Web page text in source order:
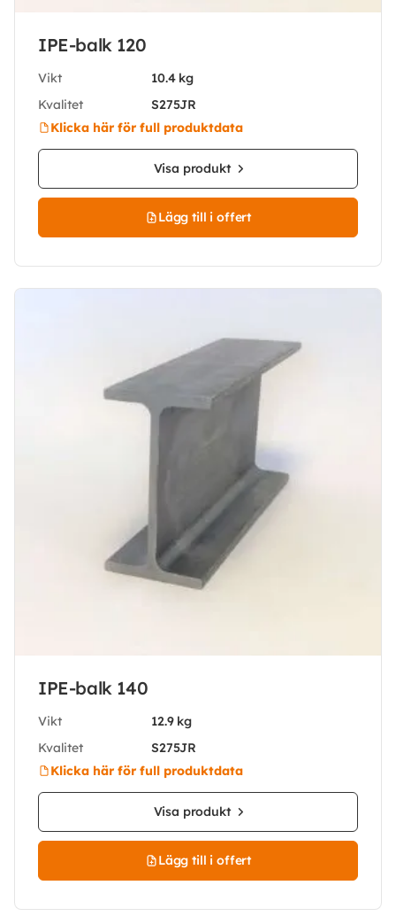
IPE-balk 120
Vikt
10.4 kg
Kvalitet
S275JR
Klicka här för full produktdata
Visa produkt
Lägg till i offert
IPE-balk 140
Vikt
12.9 kg
Kvalitet
S275JR
Klicka här för full produktdata
Visa produkt
Lägg till i offert